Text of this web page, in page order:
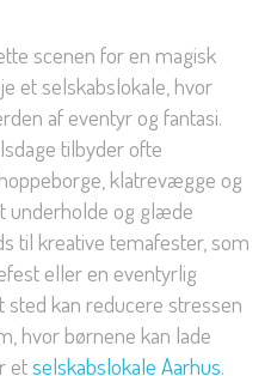
scenen for en magisk
et selskabslokale, hvor
af eventyr og fantasi.
tilbyder ofte
klatrevægge og
underholde og glæde
til kreative temafester, som
eller en eventyrlig
sted kan reducere stressen
hvor børnene kan lade
etselskabslokale Aarhus.